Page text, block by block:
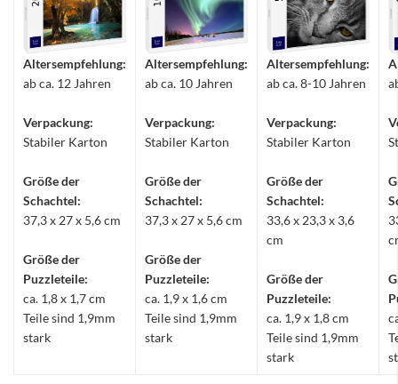
Altersempfehlung:
ab ca. 12 Jahren
Verpackung:
Stabiler Karton
Größe der
Schachtel:
37,3 x 27 x 5,6 cm
Größe der
Puzzleteile:
ca. 1,8 x 1,7 cm
Teile sind 1,9mm
stark
Altersempfehlung:
ab ca. 10 Jahren
Verpackung:
Stabiler Karton
Größe der
Schachtel:
37,3 x 27 x 5,6 cm
Größe der
Puzzleteile:
ca. 1,9 x 1,6 cm
Teile sind 1,9mm
stark
Altersempfehlung:
ab ca. 8-10 Jahren
Verpackung:
Stabiler Karton
Größe der
Schachtel:
33,6 x 23,3 x 3,6
cm
Größe der
Puzzleteile:
ca. 1,9 x 1,8 cm
Teile sind 1,9mm
stark